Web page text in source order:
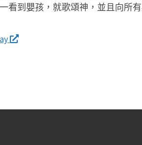
看到嬰孩，就歌頌神，並且向所